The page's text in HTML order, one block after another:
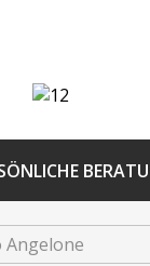
Angelone